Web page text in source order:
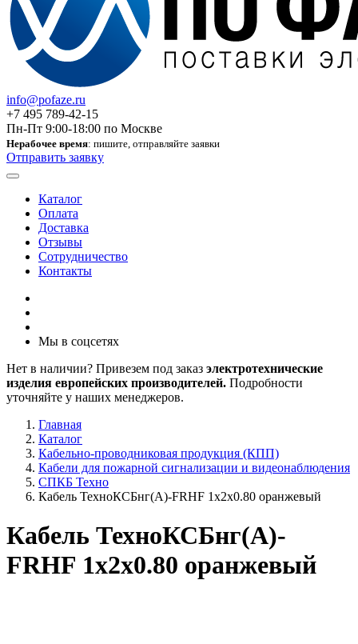
info@pofaze.ru
+7 495 789-42-15
Пн-Пт 9:00-18:00 по Москве
Нерабочее время: пишите, отправляйте заявки
Отправить заявку
Каталог
Оплата
Доставка
Отзывы
Сотрудничество
Контакты
Мы в соцсетях
Нет в наличии? Привезем под заказ электротехнические
изделия европейских производителей. Подробности
уточняйте у наших менеджеров.
Главная
Каталог
Кабельно-проводниковая продукция (КПП)
Кабели для пожарной сигнализации и видеонаблюдения
СПКБ Техно
Кабель ТехноКСБнг(А)-FRHF 1х2х0.80 оранжевый
Кабель ТехноКСБнг(А)-
FRHF 1х2х0.80 оранжевый